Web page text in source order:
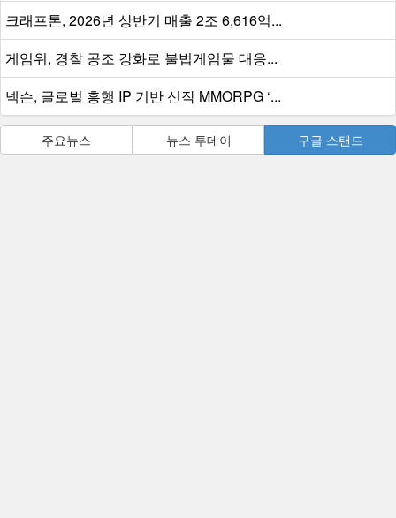
크래프톤, 2026년 상반기 매출 2조 6,616억...
게임위, 경찰 공조 강화로 불법게임물 대응...
넥슨, 글로벌 흥행 IP 기반 신작 MMORPG ‘...
주요뉴스 뉴스 투데이 구글 스탠드